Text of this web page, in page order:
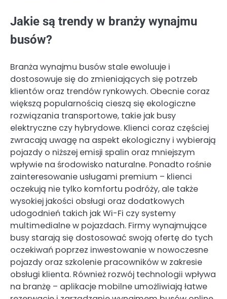
Jakie są trendy w branży wynajmu
busów?
Branża wynajmu busów stale ewoluuje i
dostosowuje się do zmieniających się potrzeb
klientów oraz trendów rynkowych. Obecnie coraz
większą popularnością cieszą się ekologiczne
rozwiązania transportowe, takie jak busy
elektryczne czy hybrydowe. Klienci coraz częściej
zwracają uwagę na aspekt ekologiczny i wybierają
pojazdy o niższej emisji spalin oraz mniejszym
wpływie na środowisko naturalne. Ponadto rośnie
zainteresowanie usługami premium – klienci
oczekują nie tylko komfortu podróży, ale także
wysokiej jakości obsługi oraz dodatkowych
udogodnień takich jak Wi-Fi czy systemy
multimedialne w pojazdach. Firmy wynajmujące
busy starają się dostosować swoją ofertę do tych
oczekiwań poprzez inwestowanie w nowoczesne
pojazdy oraz szkolenie pracowników w zakresie
obsługi klienta. Również rozwój technologii wpływa
na branżę – aplikacje mobilne umożliwiają łatwe